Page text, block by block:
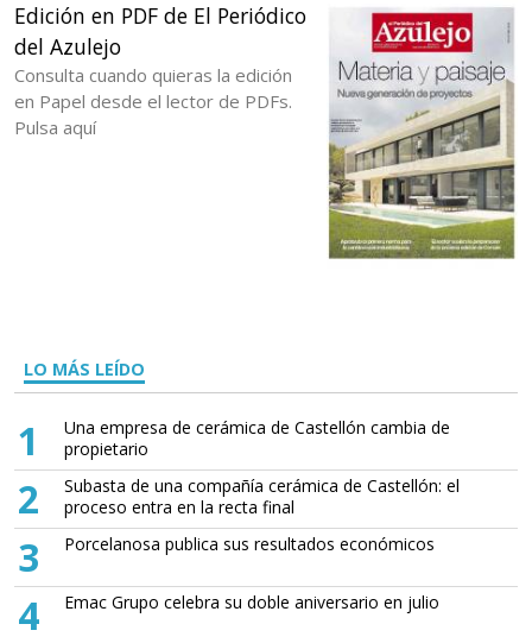
Edición en PDF de El Periódico
del Azulejo
Consulta cuando quieras la edición
en Papel desde el lector de PDFs.
Pulsa aquí
LO MÁS LEÍDO
1
Una empresa de cerámica de Castellón cambia de
propietario
2
Subasta de una compañía cerámica de Castellón: el
proceso entra en la recta final
3 Porcelanosa publica sus resultados económicos
4 Emac Grupo celebra su doble aniversario en julio